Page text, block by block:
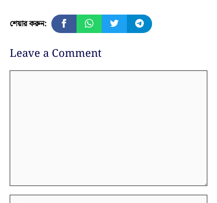
শেয়ার করুন:
Leave a Comment